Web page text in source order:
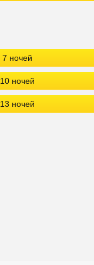
7 ночей
10 ночей
13 ночей